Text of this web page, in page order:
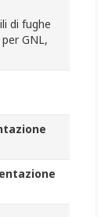
di fughe
GNL,